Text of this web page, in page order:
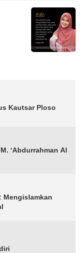
Kautsar Ploso
‘Abdurrahman Al
Mengislamkan